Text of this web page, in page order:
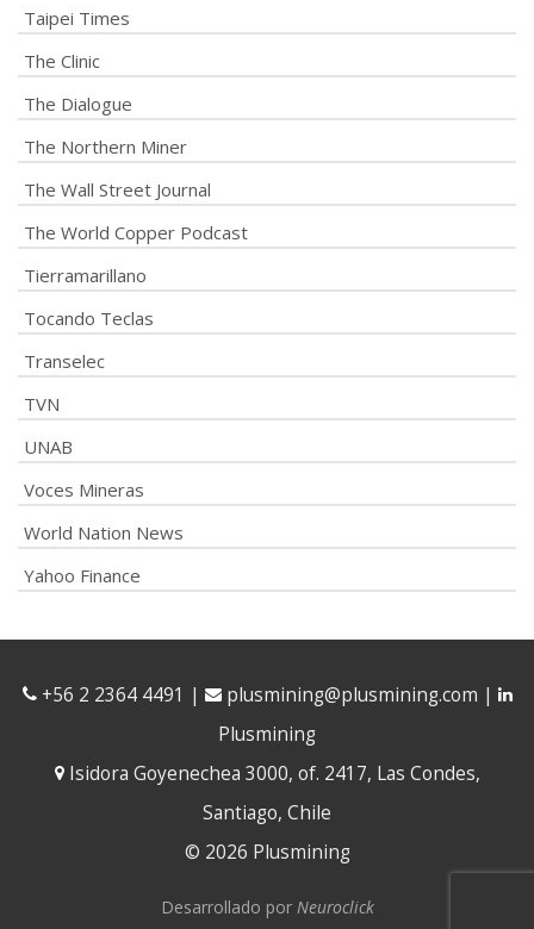
Taipei Times
The Clinic
The Dialogue
The Northern Miner
The Wall Street Journal
The World Copper Podcast
Tierramarillano
Tocando Teclas
Transelec
TVN
UNAB
Voces Mineras
World Nation News
Yahoo Finance
+56 2 2364 4491 | plusmining@plusmining.com |
Plusmining
Isidora Goyenechea 3000, of. 2417, Las Condes,
Santiago, Chile
© 2026 Plusmining
Desarrollado por Neuroclick